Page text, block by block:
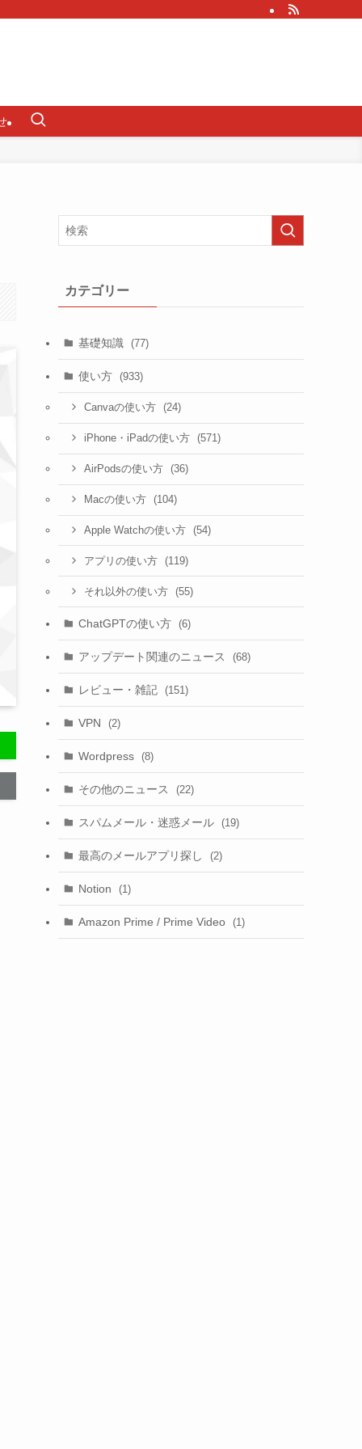
カテゴリー
基礎知識 (77)
使い方 (933)
Canvaの使い方 (24)
iPhone・iPadの使い方 (571)
AirPodsの使い方 (36)
Macの使い方 (104)
Apple Watchの使い方 (54)
アプリの使い方 (119)
それ以外の使い方 (55)
ChatGPTの使い方 (6)
アップデート関連のニュース (68)
レビュー・雑記 (151)
VPN (2)
Wordpress (8)
その他のニュース (22)
スパムメール・迷惑メール (19)
最高のメールアプリ探し (2)
Notion (1)
Amazon Prime / Prime Video (1)